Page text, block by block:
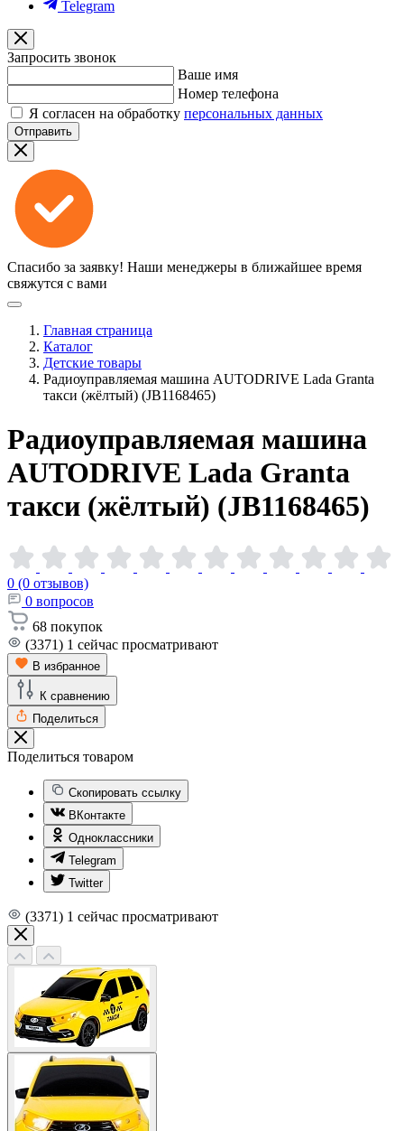
Telegram
Запросить звонок
Ваше имя
Номер телефона
Я согласен на обработку персональных данных
Отправить
Спасибо за заявку! Наши менеджеры в ближайшее время
свяжутся с вами
Главная страница
Каталог
Детские товары
Радиоуправляемая машина AUTODRIVE Lada Granta
такси (жёлтый) (JB1168465)
Радиоуправляемая машина
AUTODRIVE Lada Granta
такси (жёлтый) (JB1168465)
0 (0 отзывов)
0 вопросов
68 покупок
(3371) 1 сейчас просматривают
В избранное
К сравнению
Поделиться
Поделиться товаром
Скопировать ссылку
ВКонтакте
Одноклассники
Telegram
Twitter
(3371) 1 сейчас просматривают